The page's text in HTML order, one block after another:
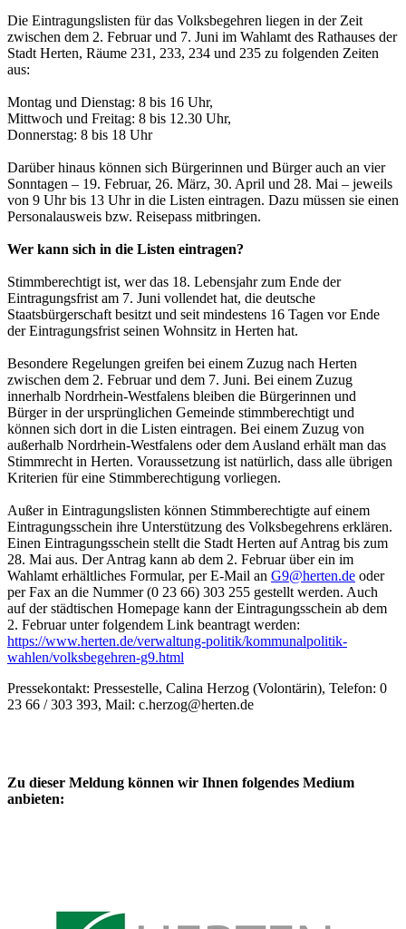
Die Eintragungslisten für das Volksbegehren liegen in der Zeit
zwischen dem 2. Februar und 7. Juni im Wahlamt des Rathauses der
Stadt Herten, Räume 231, 233, 234 und 235 zu folgenden Zeiten
aus:
Montag und Dienstag: 8 bis 16 Uhr,
Mittwoch und Freitag: 8 bis 12.30 Uhr,
Donnerstag: 8 bis 18 Uhr
Darüber hinaus können sich Bürgerinnen und Bürger auch an vier
Sonntagen – 19. Februar, 26. März, 30. April und 28. Mai – jeweils
von 9 Uhr bis 13 Uhr in die Listen eintragen. Dazu müssen sie einen
Personalausweis bzw. Reisepass mitbringen.
Wer kann sich in die Listen eintragen?
Stimmberechtigt ist, wer das 18. Lebensjahr zum Ende der
Eintragungsfrist am 7. Juni vollendet hat, die deutsche
Staatsbürgerschaft besitzt und seit mindestens 16 Tagen vor Ende
der Eintragungsfrist seinen Wohnsitz in Herten hat.
Besondere Regelungen greifen bei einem Zuzug nach Herten
zwischen dem 2. Februar und dem 7. Juni. Bei einem Zuzug
innerhalb Nordrhein-Westfalens bleiben die Bürgerinnen und
Bürger in der ursprünglichen Gemeinde stimmberechtigt und
können sich dort in die Listen eintragen. Bei einem Zuzug von
außerhalb Nordrhein-Westfalens oder dem Ausland erhält man das
Stimmrecht in Herten. Voraussetzung ist natürlich, dass alle übrigen
Kriterien für eine Stimmberechtigung vorliegen.
Außer in Eintragungslisten können Stimmberechtigte auf einem
Eintragungsschein ihre Unterstützung des Volksbegehrens erklären.
Einen Eintragungsschein stellt die Stadt Herten auf Antrag bis zum
28. Mai aus. Der Antrag kann ab dem 2. Februar über ein im
Wahlamt erhältliches Formular, per E-Mail an G9@herten.de oder
per Fax an die Nummer (0 23 66) 303 255 gestellt werden. Auch
auf der städtischen Homepage kann der Eintragungsschein ab dem
2. Februar unter folgendem Link beantragt werden:
https://www.herten.de/verwaltung-politik/kommunalpolitik-
wahlen/volksbegehren-g9.html
Pressekontakt: Pressestelle, Calina Herzog (Volontärin), Telefon: 0
23 66 / 303 393, Mail: c.herzog@herten.de
Zu dieser Meldung können wir Ihnen folgendes Medium
anbieten: